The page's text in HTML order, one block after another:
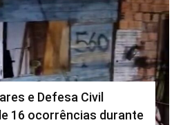
e Defesa Civil
16 ocorrências durante